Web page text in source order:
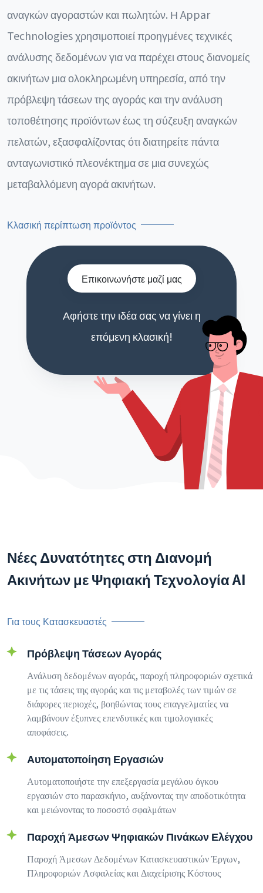
αναγκών αγοραστών και πωλητών. Η Appar
Technologies χρησιμοποιεί προηγμένες τεχνικές
ανάλυσης δεδομένων για να παρέχει στους διανομείς
ακινήτων μια ολοκληρωμένη υπηρεσία, από την
πρόβλεψη τάσεων της αγοράς και την ανάλυση
τοποθέτησης προϊόντων έως τη σύζευξη αναγκών
πελατών, εξασφαλίζοντας ότι διατηρείτε πάντα
ανταγωνιστικό πλεονέκτημα σε μια συνεχώς
μεταβαλλόμενη αγορά ακινήτων.
Κλασική περίπτωση προϊόντος
Επικοινωνήστε μαζί μας
Αφήστε την ιδέα σας να γίνει η
επόμενη κλασική!
Νέες Δυνατότητες στη Διανομή
Ακινήτων με Ψηφιακή Τεχνολογία AI
Για τους Κατασκευαστές
Πρόβλεψη Τάσεων Αγοράς
Ανάλυση δεδομένων αγοράς, παροχή πληροφοριών σχετικά
με τις τάσεις της αγοράς και τις μεταβολές των τιμών σε
διάφορες περιοχές, βοηθώντας τους επαγγελματίες να
λαμβάνουν έξυπνες επενδυτικές και τιμολογιακές
αποφάσεις.
Αυτοματοποίηση Εργασιών
Αυτοματοποιήστε την επεξεργασία μεγάλου όγκου
εργασιών στο παρασκήνιο, αυξάνοντας την αποδοτικότητα
και μειώνοντας το ποσοστό σφαλμάτων
Παροχή Άμεσων Ψηφιακών Πινάκων Ελέγχου
Παροχή Άμεσων Δεδομένων Κατασκευαστικών Έργων,
Πληροφοριών Ασφαλείας και Διαχείρισης Κόστους